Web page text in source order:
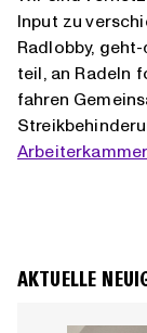
Input zu
Radlobby,
teil, an Radeln
fahren
AKTUELLE